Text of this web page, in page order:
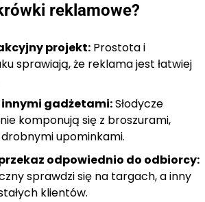
reklamowe?
projekt: Prostota i
sprawiają, że reklama jest łatwiej
innymi gadżetami:Słodycze
komponują się z broszurami,
upominkami.
odpowiednio do odbiorcy:
sprawdzi się na targach, a inny
klientów.